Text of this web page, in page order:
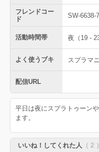
フレンドコー
ド
SW-6638-
活動時間帯 夜（19 - 23
よく使うブキ スプラマ
配信URL
平日は夜にスプラトゥーン
ます。
いいね！してくれた人 （ 2 ）